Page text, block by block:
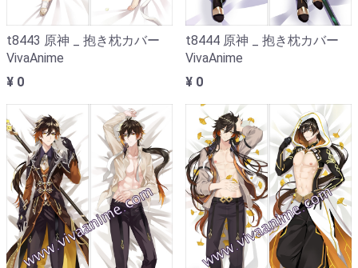
t8443 原神 _ 抱き枕カバー
VivaAnime
¥ 0
t8444 原神 _ 抱き枕カバー
VivaAnime
¥ 0